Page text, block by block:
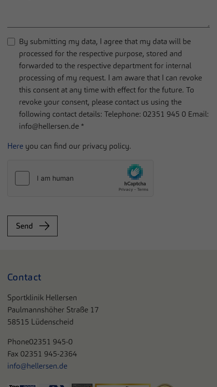
By submitting my data, I agree that my data will be
processed for the respective purpose, stored and
forwarded to the respective department for internal
processing of my request. I am aware that I can revoke
this consent at any time with effect for the future. To
revoke your consent, please contact us using the
following contact details: Telephone: 02351 945 0 Email:
info@hellersen.de *
Here you can find our privacy policy.
Send
Contact
Sportklinik Hellersen
Paulmannshöher Straße 17
58515 Lüdenscheid
Phone02351 945-0
Fax 02351 945-2364
info@hellersen.de